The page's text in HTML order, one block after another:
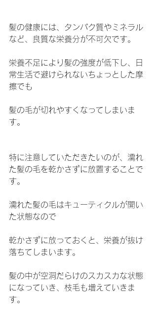
髪の健康には、タンパク質やミネラル
など、良質な栄養分が不可欠です。
栄養不足により髪の強度が低下し、日
常生活で避けられないちょっとした摩
擦でも
髪の毛が切れやすくなってしまいま
す。
特に注意していただきたいのが、濡れ
た髪の毛を乾かさずに放置することで
す。
濡れた髪の毛はキューティクルが開い
た状態なので
乾かさずに放っておくと、栄養が抜け
落ちてしまいます。
髪の中が空洞だらけのスカスカな状態
になっていき、枝毛も増えていきま
す。